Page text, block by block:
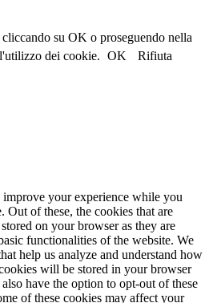
su OK o proseguendo nella
dei cookie. OK
Rifiuta
your experience while you
Out of these, the cookies that are
on your browser as they are
functionalities of the website. We
help us analyze and understand how
will be stored in your browser
have the option to opt-out of these
of these cookies may affect your